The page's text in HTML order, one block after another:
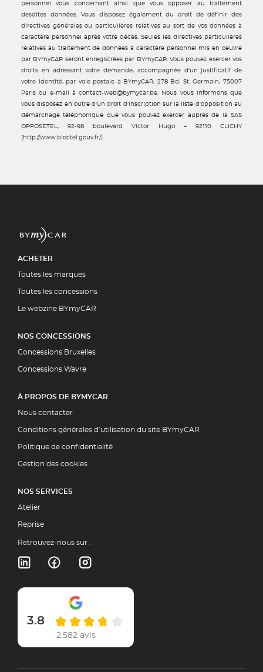
personnel vous concernant ainsi que vous opposer au traitement
desdites données. Vous disposez également du droit de définir des
directives générales ou particulières relatives au sort de vos données à
caractère personnel après votre décès. Seules les directives particulières
relatives au traitement de données à caractère personnel mis en oeuvre
par BYmyCAR seront enregistrées par BYmyCAR. Vous pouvez exercer vos
droits en adressant votre demande, accompagnée d'un justificatif de
votre identité, par voie postale à BYmyCAR, 278 Bd. St. Germain, 75007
Paris ou e-mail à contact-web@bymycar.be. Nous vous informons que
vous disposez en outre d'un droit d'inscription sur la liste d'opposition au
démarchage téléphonique que vous pouvez exercer auprès de la SAS
OPPOSETEL, 92-98 boulevard Victor Hugo – 92110 CLICHY
(http://www.bloctel.gouv.fr/).
ACHETER
Toutes les marques
Toutes les concessions
Le webzine BYmyCAR
NOS CONCESSIONS
Concessions Bruxelles
Concessions Wavre
À PROPOS DE BYMYCAR
Nous contacter
Conditions générales d’utilisation du site BYmyCAR
Politique de confidentialité
Gestion des cookies
NOS SERVICES
Atelier
Reprise
Retrouvez-nous sur :
3.8
2,582 avis